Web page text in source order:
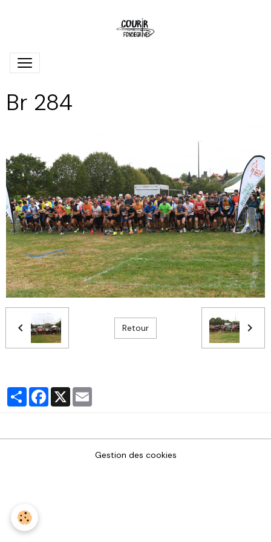
Br 284
Retour
PartagerFacebook
X
Gestion des cookies